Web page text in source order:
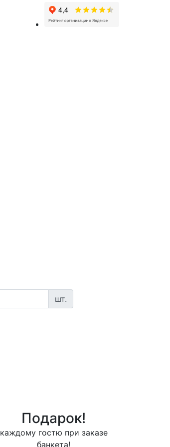
шт.
Подарок!
каждому гостю при заказе
банкета!